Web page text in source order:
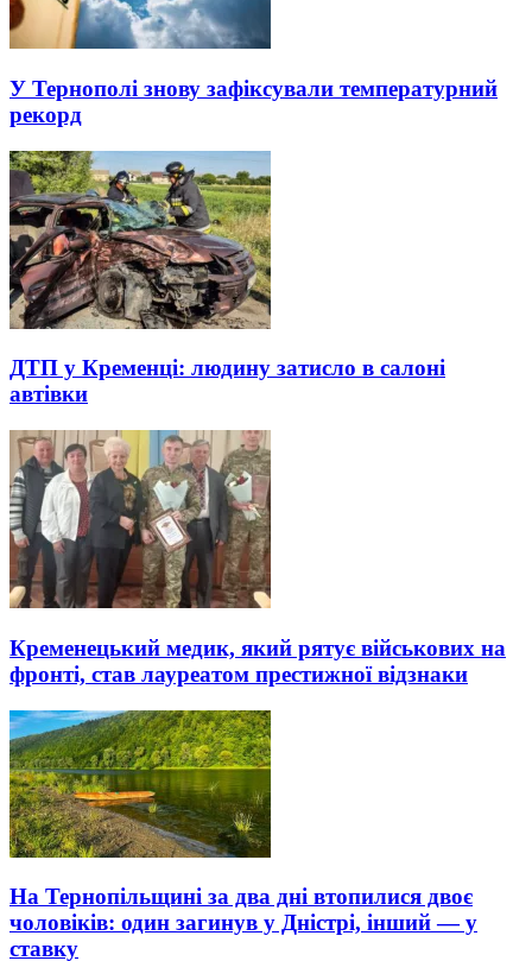
У Тернополі знову зафіксували температурний
рекорд
ДТП у Кременці: людину затисло в салоні
автівки
Кременецький медик, який рятує військових на
фронті, став лауреатом престижної відзнаки
На Тернопільщині за два дні втопилися двоє
чоловіків: один загинув у Дністрі, інший — у
ставку